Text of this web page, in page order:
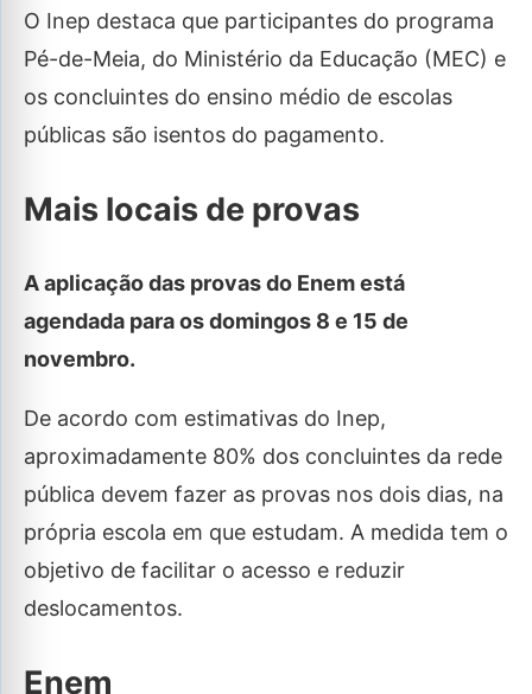
O Inep destaca que participantes do programa
Pé-de-Meia, do Ministério da Educação (MEC) e
os concluintes do ensino médio de escolas
públicas são isentos do pagamento.
Mais locais de provas
A aplicação das provas do Enem está
agendada para os domingos 8 e 15 de
novembro.
De acordo com estimativas do Inep,
aproximadamente 80% dos concluintes da rede
pública devem fazer as provas nos dois dias, na
própria escola em que estudam. A medida tem o
objetivo de facilitar o acesso e reduzir
deslocamentos.
Enem